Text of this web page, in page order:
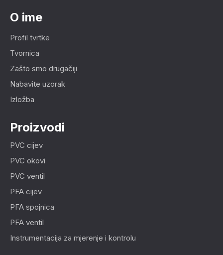
O ime
Profil tvrtke
Tvornica
Zašto smo drugačiji
Nabavite uzorak
Izložba
Proizvodi
PVC cijev
PVC okovi
PVC ventil
PFA cijev
PFA spojnica
PFA ventil
Instrumentacija za mjerenje i kontrolu